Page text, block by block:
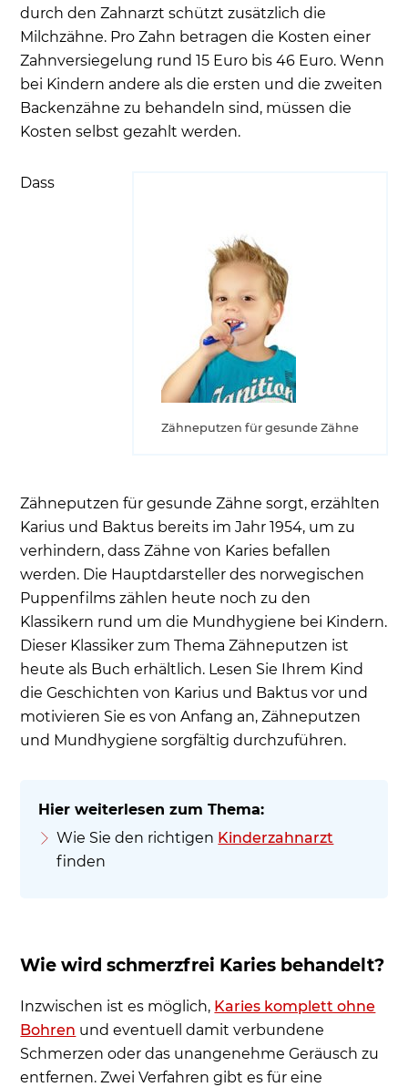
durch den Zahnarzt schützt zusätzlich die
Milchzähne. Pro Zahn betragen die Kosten einer
Zahnversiegelung rund 15 Euro bis 46 Euro. Wenn
bei Kindern andere als die ersten und die zweiten
Backenzähne zu behandeln sind, müssen die
Kosten selbst gezahlt werden.
Zähneputzen für gesunde Zähne
Dass
Zähneputzen für gesunde Zähne sorgt, erzählten
Karius und Baktus bereits im Jahr 1954, um zu
verhindern, dass Zähne von Karies befallen
werden. Die Hauptdarsteller des norwegischen
Puppenfilms zählen heute noch zu den
Klassikern rund um die Mundhygiene bei Kindern.
Dieser Klassiker zum Thema Zähneputzen ist
heute als Buch erhältlich. Lesen Sie Ihrem Kind
die Geschichten von Karius und Baktus vor und
motivieren Sie es von Anfang an, Zähneputzen
und Mundhygiene sorgfältig durchzuführen.
Wie Sie den richtigen Kinderzahnarzt
finden
Wie wird schmerzfrei Karies behandelt?
Inzwischen ist es möglich, Karies komplett ohne
Bohren und eventuell damit verbundene
Schmerzen oder das unangenehme Geräusch zu
entfernen. Zwei Verfahren gibt es für eine